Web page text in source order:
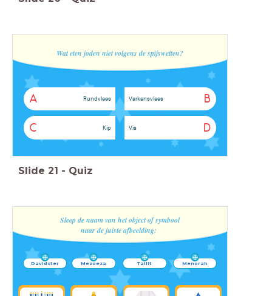
Wat eten joden niet volgens de spijswetten?
A Rundvlees B
Varkensvlees
C Kip D
Vis
Slide 21 - Quiz
Sleep de naam van het object of symbool
naar de juiste afbeelding:
Davidster Mezoeza Tallit Menorah